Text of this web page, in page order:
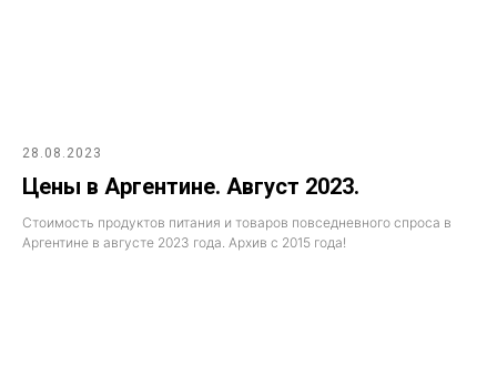
28.08.2023
Цены в Аргентине. Август 2023.
Стоимость продуктов питания и товаров повседневного спроса в
Аргентине в августе 2023 года. Архив с 2015 года!